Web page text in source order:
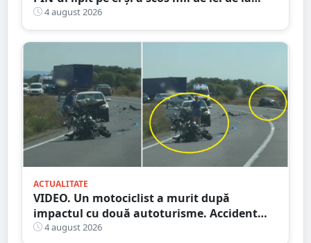
bancomat
4 august 2026
ACTUALITATE
VIDEO. Un motociclist a murit după
impactul cu două autoturisme. Accident
cumplit în județul vecin
4 august 2026